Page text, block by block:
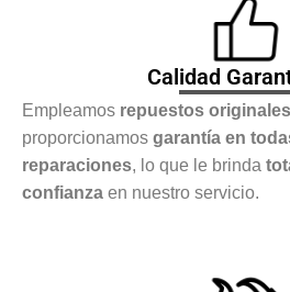
Calidad
Empleamos repuestos
proporcionamos garantía en
reparaciones, lo que le brinda
confianza en nuestro servicio.